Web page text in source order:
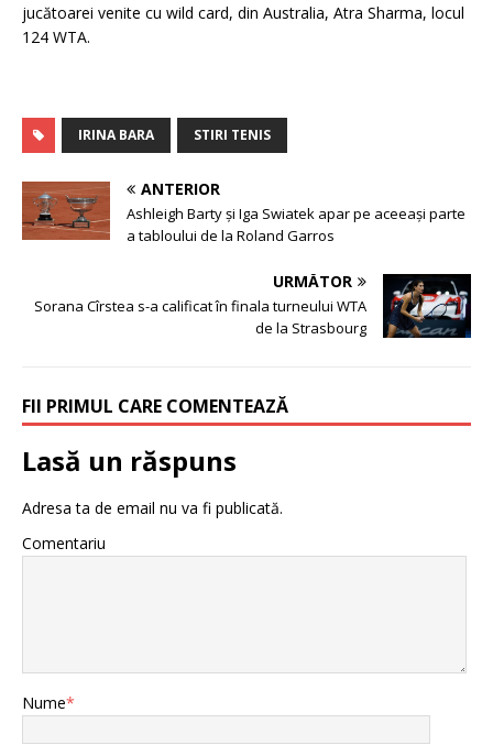
jucătoarei venite cu wild card, din Australia, Atra Sharma, locul
124 WTA.
IRINA BARA STIRI TENIS
ANTERIOR
Ashleigh Barty și Iga Swiatek apar pe aceeași parte
a tabloului de la Roland Garros
URMĂTOR
Sorana Cîrstea s-a calificat în finala turneului WTA
de la Strasbourg
FII PRIMUL CARE COMENTEAZĂ
Lasă un răspuns
Adresa ta de email nu va fi publicată.
Comentariu
Nume*